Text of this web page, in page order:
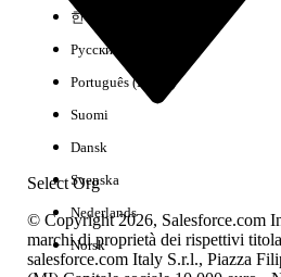
Nessun
Select Org
한국어
Русский
Português (Brasil)
Suomi
Dansk
Svenska
Nederlands
Norsk
© Copyright 2026, Salesforce.com
marchi di proprietà dei rispettivi
salesforce.com Italy S.r.l., Piazza